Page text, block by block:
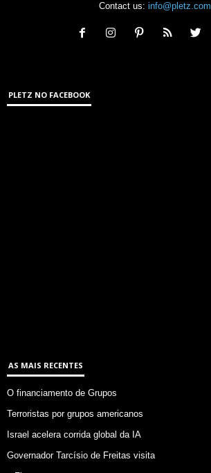
Contact us: info@pletz.com
PLETZ NO FACEBOOK
AS MAIS RECENTES
O financiamento de Grupos
Terroristas por grupos americanos
Israel acelera corrida global da IA
Governador Tarcísio de Freitas visita